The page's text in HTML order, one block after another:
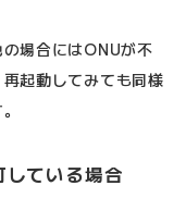
場合にはONUが不
起動してみても同様
ている場合